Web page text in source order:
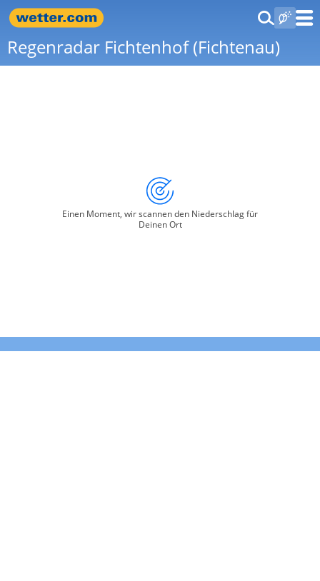
Regenradar Fichtenhof (Fichtenau)
Einen Moment, wir scannen den Niederschlag für
Deinen Ort